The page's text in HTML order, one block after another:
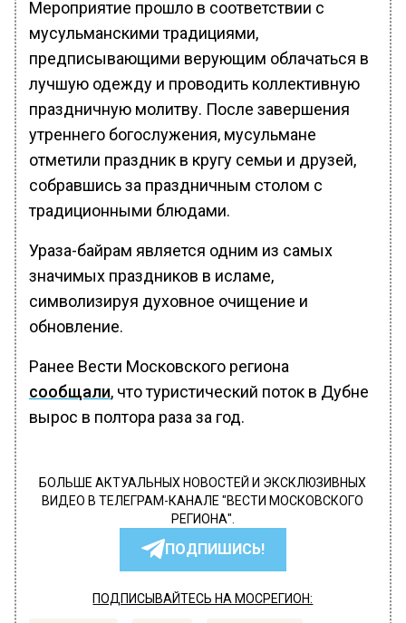
Мероприятие прошло в соответствии с
мусульманскими традициями,
предписывающими верующим облачаться в
лучшую одежду и проводить коллективную
праздничную молитву. После завершения
утреннего богослужения, мусульмане
отметили праздник в кругу семьи и друзей,
собравшись за праздничным столом с
традиционными блюдами.
Ураза-байрам является одним из самых
значимых праздников в исламе,
символизируя духовное очищение и
обновление.
Ранее Вести Московского региона
сообщали, что туристический поток в Дубне
вырос в полтора раза за год.
БОЛЬШЕ АКТУАЛЬНЫХ НОВОСТЕЙ И ЭКСКЛЮЗИВНЫХ
ВИДЕО В ТЕЛЕГРАМ-КАНАЛЕ "ВЕСТИ МОСКОВСКОГО
РЕГИОНА".
ПОДПИШИСЬ!
ПОДПИСЫВАЙТЕСЬ НА МОСРЕГИОН: